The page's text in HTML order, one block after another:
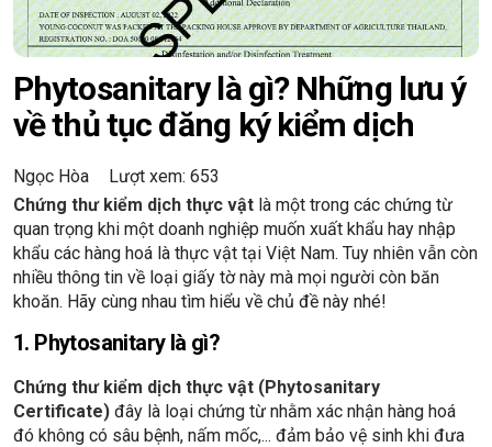
Phytosanitary là gì? Những lưu ý
về thủ tục đăng ký kiểm dịch
Ngọc Hòa
Lượt xem: 653
Chứng thư kiểm dịch thực vật là một trong các chứng từ
quan trọng khi một doanh nghiệp muốn xuất khẩu hay nhập
khẩu các hàng hoá là thực vật tại Việt Nam. Tuy nhiên vẫn còn
nhiều thông tin về loại giấy tờ này mà mọi người còn băn
khoăn. Hãy cùng nhau tìm hiểu về chủ đề này nhé!
1. Phytosanitary là gì?
Chứng thư kiểm dịch thực vật (Phytosanitary
Certificate) đây là loại chứng từ nhằm xác nhận hàng hoá
đó không có sâu bệnh, nấm mốc,... đảm bảo vệ sinh khi đưa